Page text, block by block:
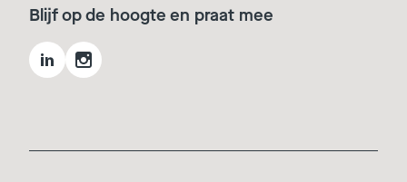
Blijf op de hoogte en praat mee